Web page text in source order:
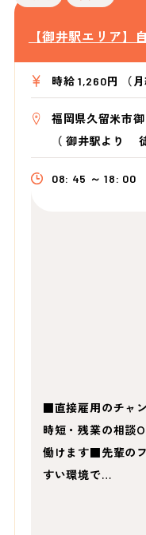
【御井駅エリア】
時給 1,260円 （
福岡県久留米市
（御井駅より
08: 45 ～ 18: 00
■直接雇用のチャ
時短・残業の相談
働けます■先輩の
すい環境で…